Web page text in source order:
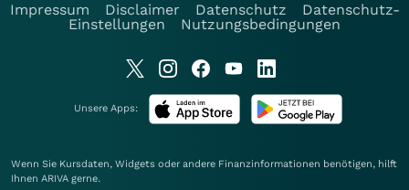
Impressum
Disclaimer Datenschutz
Datenschutz-
Einstellungen
Nutzungsbedingungen
Unsere Apps:
Wenn Sie Kursdaten, Widgets oder andere Finanzinformationen benötigen, hilft
Ihnen ARIVA gerne.